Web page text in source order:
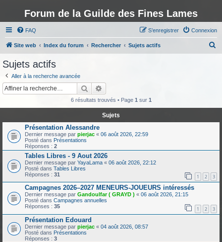
Forum de la Guilde des Fines Lames
FAQ Connexion
S’enregistrer
Site web Index du forum Rechercher Sujets actifs
r
Sujets actifs
Aller à la recherche avancée
Rechercher
6 résultats trouvés • Page 1 sur 1
Sujets
Présentation Alessandre
Dernier message par pierjac « 06 août 2026, 22:59
Posté dans Présentations
Réponses : 2
Tables Libres - 9 Aout 2026
Dernier message par YayaLama « 06 août 2026, 22:12
Posté dans Tables Libres
Réponses : 31 1 2 3
Campagnes 2026–2027 MENEURS-JOUEURS intéressés
Dernier message par Gandoulfar ( GRAYD ) « 06 août 2026, 21:15
Posté dans Campagnes annuelles
Réponses : 35 1 2 3
Présentation Edouard
Dernier message par pierjac « 04 août 2026, 08:57
Posté dans Présentations
Réponses : 3